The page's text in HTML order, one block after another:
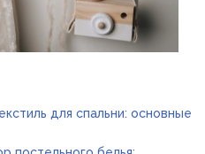
для спальни: основные